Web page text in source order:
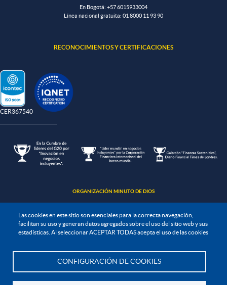
Las cookies en este sitio son esenciales para la correcta navegación,
facilitan su uso y generan datos agregados sobre el uso del sitio web y sus
estadísticas. Al seleccionar ACEPTAR TODAS acepta el uso de las cookies
CONFIGURACIÓN DE COOKIES
En Bogotá: +57 6015933004
Línea nacional gratuita: 01 8000 11 93 90
RECONOCIMIENTOS Y CERTIFICACIONES
CER367540
ORGANIZACIÓN MINUTO DE DIOS
Política de protección de datos
Política de tratamiento de la información